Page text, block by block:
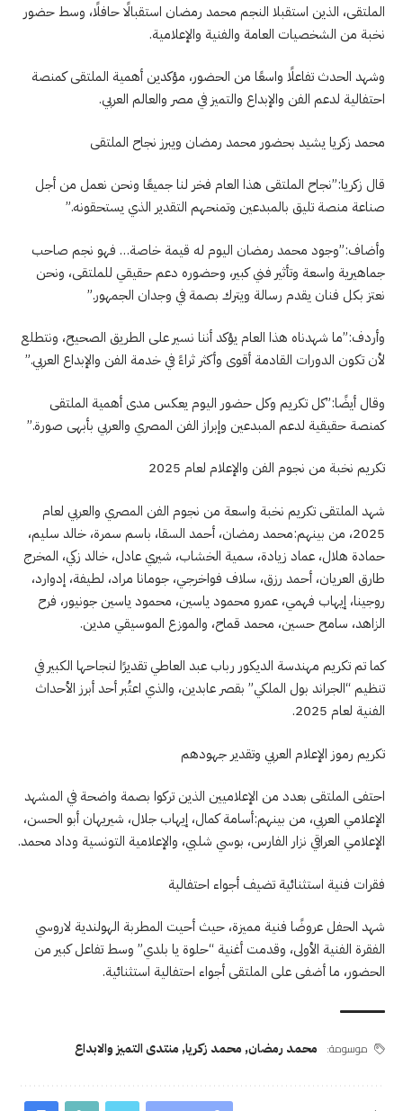
الملتقى، الذين استقبلا النجم محمد رمضان استقبالًا حافلًا، وسط حضور
نخبة من الشخصيات العامة والفنية والإعلامية.
وشهد الحدث تفاعلًا واسعًا من الحضور، مؤكدين أهمية الملتقى كمنصة
احتفالية لدعم الفن والإبداع والتميز في مصر والعالم العربي.
محمد زكريا يشيد بحضور محمد رمضان ويبرز نجاح الملتقى
قال زكريا:”نجاح الملتقى هذا العام فخر لنا جميعًا ونحن نعمل من أجل
صناعة منصة تليق بالمبدعين وتمنحهم التقدير الذي يستحقونه.”
وأضاف:”وجود محمد رمضان اليوم له قيمة خاصة… فهو نجم صاحب
جماهيرية واسعة وتأثير فني كبير، وحضوره دعم حقيقي للملتقى، ونحن
نعتز بكل فنان يقدم رسالة ويترك بصمة في وجدان الجمهور.”
وأردف:”ما شهدناه هذا العام يؤكد أننا نسير على الطريق الصحيح، ونتطلع
لأن تكون الدورات القادمة أقوى وأكثر ثراءً في خدمة الفن والإبداع العربي.”
وقال أيضًا:”كل تكريم وكل حضور اليوم يعكس مدى أهمية الملتقى
كمنصة حقيقية لدعم المبدعين وإبراز الفن المصري والعربي بأبهى صورة.”
تكريم نخبة من نجوم الفن والإعلام لعام 2025
شهد الملتقى تكريم نخبة واسعة من نجوم الفن المصري والعربي لعام
2025، من بينهم:محمد رمضان، أحمد السقا، باسم سمرة، خالد سليم،
حمادة هلال، عماد زيادة، سمية الخشاب، شيري عادل، خالد زكي، المخرج
طارق العريان، أحمد رزق، سلاف فواخرجي، جومانا مراد، لطيفة، إدوارد،
روجينا، إيهاب فهمي، عمرو محمود ياسين، محمود ياسين جونيور، فرح
الزاهد، سامح حسين، محمد قماح، والموزع الموسيقي مدين.
كما تم تكريم مهندسة الديكور رباب عبد العاطي تقديرًا لنجاحها الكبير في
تنظيم “الجراند بول الملكي” بقصر عابدين، والذي اعتُبر أحد أبرز الأحداث
الفنية لعام 2025.
تكريم رموز الإعلام العربي وتقدير جهودهم
احتفى الملتقى بعدد من الإعلاميين الذين تركوا بصمة واضحة في المشهد
الإعلامي العربي، من بينهم:أسامة كمال، إيهاب جلال، شيريهان أبو الحسن،
الإعلامي العراقي نزار الفارس، بوسي شلبي، والإعلامية التونسية وداد محمد.
فقرات فنية استثنائية تضيف أجواء احتفالية
شهد الحفل عروضًا فنية مميزة، حيث أحيت المطربة الهولندية لاروسي
الفقرة الفنية الأولى، وقدمت أغنية “حلوة يا بلدي” وسط تفاعل كبير من
الحضور، ما أضفى على الملتقى أجواء احتفالية استثنائية.
موسومة: محمد رمضان, محمد زكريا, منتدى التميز والابداع